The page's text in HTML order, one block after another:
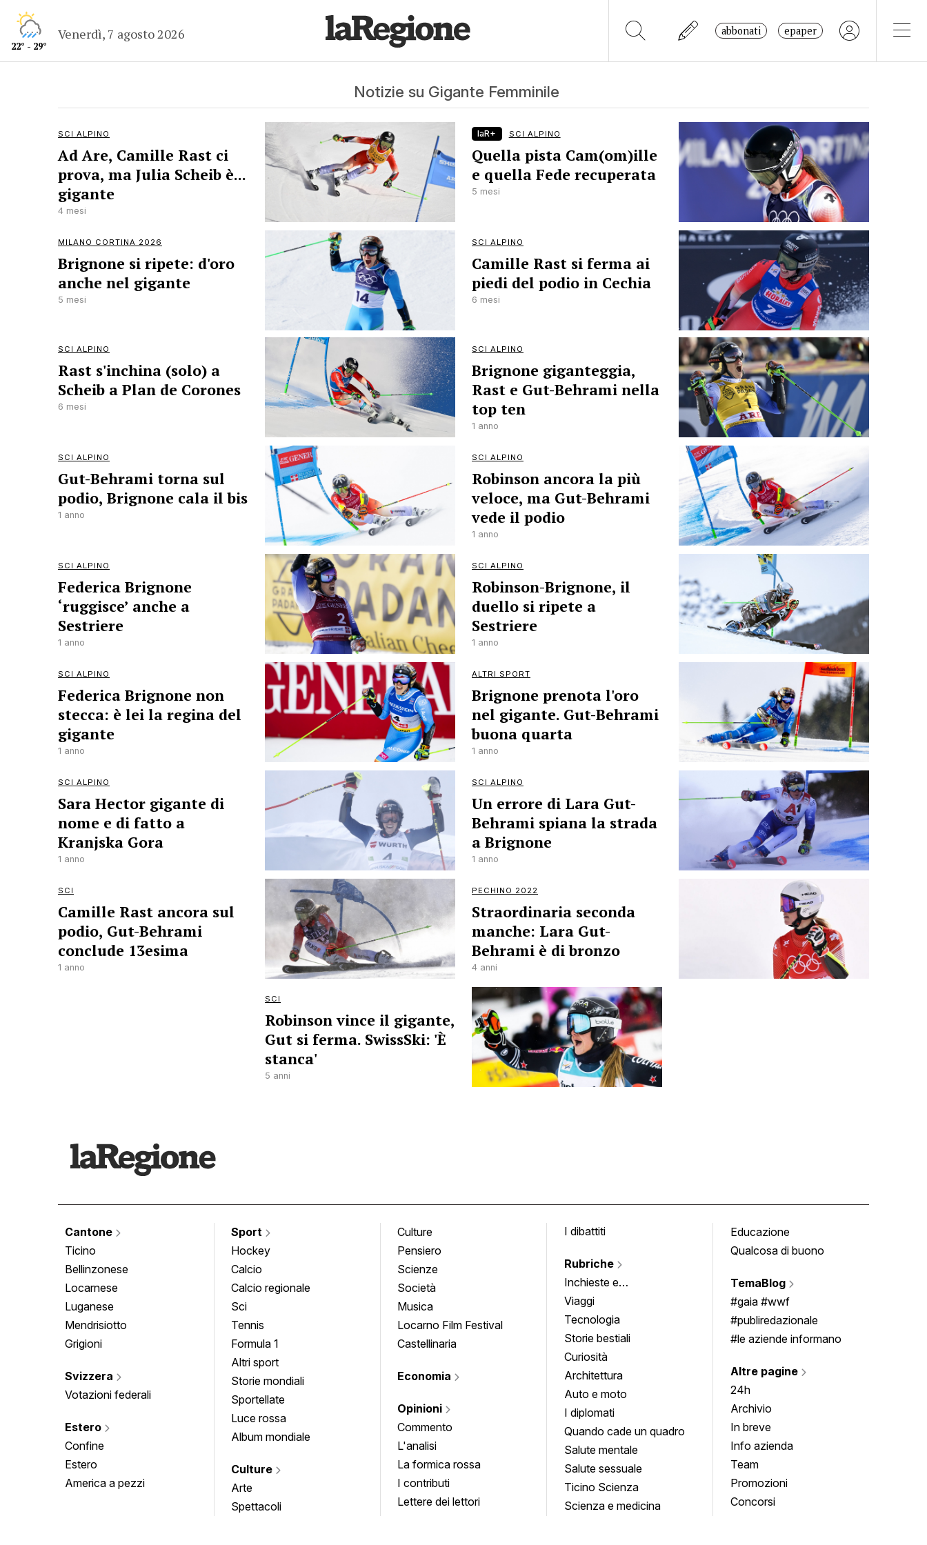
22° - 29°
Venerdì, 7 agosto 2026 abbonati epaper
Notizie su Gigante Femminile
SCI ALPINO
Ad Are, Camille Rast ci
prova, ma Julia Scheib è...
gigante
4 mesi
laR+ SCI ALPINO
Quella pista Cam(om)ille
e quella Fede recuperata
5 mesi
MILANO CORTINA 2026
Brignone si ripete: d'oro
anche nel gigante
5 mesi
SCI ALPINO
Camille Rast si ferma ai
piedi del podio in Cechia
6 mesi
SCI ALPINO
Rast s'inchina (solo) a
Scheib a Plan de Corones
6 mesi
SCI ALPINO
Brignone giganteggia,
Rast e Gut-Behrami nella
top ten
1 anno
SCI ALPINO
Gut-Behrami torna sul
podio, Brignone cala il bis
1 anno
SCI ALPINO
Robinson ancora la più
veloce, ma Gut-Behrami
vede il podio
1 anno
SCI ALPINO
Federica Brignone
‘ruggisce’ anche a
Sestriere
1 anno
SCI ALPINO
Robinson-Brignone, il
duello si ripete a
Sestriere
1 anno
SCI ALPINO
Federica Brignone non
stecca: è lei la regina del
gigante
1 anno
ALTRI SPORT
Brignone prenota l'oro
nel gigante. Gut-Behrami
buona quarta
1 anno
SCI ALPINO
Sara Hector gigante di
nome e di fatto a
Kranjska Gora
1 anno
SCI ALPINO
Un errore di Lara Gut-
Behrami spiana la strada
a Brignone
1 anno
SCI
Camille Rast ancora sul
podio, Gut-Behrami
conclude 13esima
1 anno
PECHINO 2022
Straordinaria seconda
manche: Lara Gut-
Behrami è di bronzo
4 anni
SCI
Robinson vince il gigante,
Gut si ferma. SwissSki: 'È
stanca'
5 anni
Cantone
Ticino
Bellinzonese
Locarnese
Luganese
Mendrisiotto
Grigioni
Svizzera
Votazioni federali
Estero
Confine
Estero
America a pezzi
Sport
Hockey
Calcio
Calcio regionale
Sci
Tennis
Formula 1
Altri sport
Storie mondiali
Sportellate
Luce rossa
Album mondiale
Culture
Arte
Spettacoli
Culture
Pensiero
Scienze
Società
Musica
Locarno Film Festival
Castellinaria
Economia
Opinioni
Commento
L'analisi
La formica rossa
I contributi
Lettere dei lettori
I dibattiti
Rubriche
Inchieste e
approfondimenti
Viaggi
Tecnologia
Storie bestiali
Curiosità
Architettura
Auto e moto
I diplomati
Quando cade un quadro
Salute mentale
Salute sessuale
Ticino Scienza
Scienza e medicina
Educazione
Qualcosa di buono
TemaBlog
#gaia #wwf
#publiredazionale
#le aziende informano
Altre pagine
24h
Archivio
In breve
Info azienda
Team
Promozioni
Concorsi